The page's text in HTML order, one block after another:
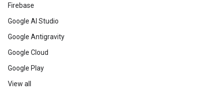
Firebase
Google AI Studio
Google Antigravity
Google Cloud
Google Play
View all